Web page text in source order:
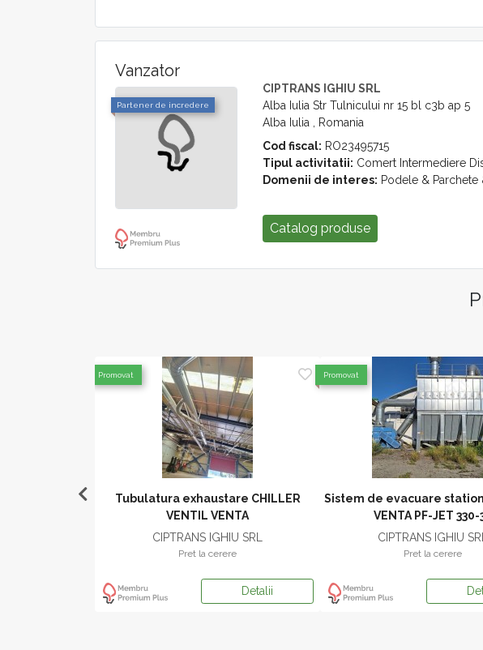
Vanzator
Partener de incredere
CIPTRANS IGHIU SRL
Alba Iulia Str Tulnicului nr 15 bl c3b ap 5
Alba Iulia , Romania
Cod fiscal: RO23495715
Tipul activitatii: Comert Intermediere
Domenii de interes: Podele & Parchete
Catalog produse
IMAS
Tubulatura exhaustare CHILLER
VENTIL VENTA
CIPTRANS IGHIU SRL
Pret la cerere
Detalii
Promovat
Sistem de evacuare
VENTA PF-JET 330-
CIPTRANS IGHIU
Pret la cerere
Promovat